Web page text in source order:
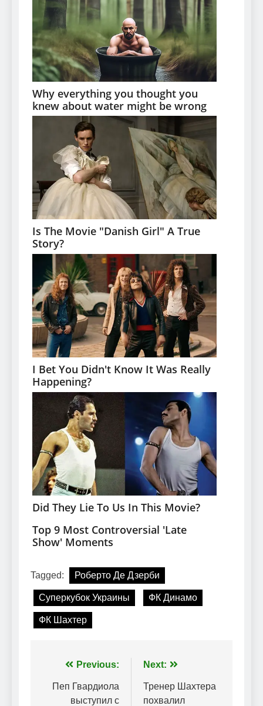
Tagged: Роберто Де Дзерби
Суперкубок Украины ФК Динамо
ФК Шахтер
Навігація
записів
Previous:
Пеп Гвардиола
выступил с
Next:
Тренер Шахтера
похвалил